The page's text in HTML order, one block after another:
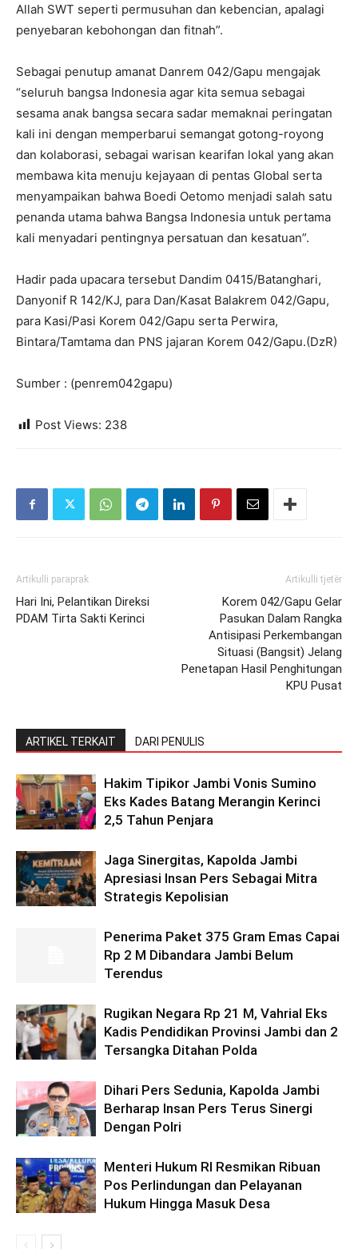
Allah SWT seperti permusuhan dan kebencian, apalagi
penyebaran kebohongan dan fitnah”.
Sebagai penutup amanat Danrem 042/Gapu mengajak
“seluruh bangsa Indonesia agar kita semua sebagai
sesama anak bangsa secara sadar memaknai peringatan
kali ini dengan memperbarui semangat gotong-royong
dan kolaborasi, sebagai warisan kearifan lokal yang akan
membawa kita menuju kejayaan di pentas Global serta
menyampaikan bahwa Boedi Oetomo menjadi salah satu
penanda utama bahwa Bangsa Indonesia untuk pertama
kali menyadari pentingnya persatuan dan kesatuan”.
Hadir pada upacara tersebut Dandim 0415/Batanghari,
Danyonif R 142/KJ, para Dan/Kasat Balakrem 042/Gapu,
para Kasi/Pasi Korem 042/Gapu serta Perwira,
Bintara/Tamtama dan PNS jajaran Korem 042/Gapu.(DzR)
Sumber : (penrem042gapu)
Post Views: 238
Artikulli paraprak
Hari Ini, Pelantikan Direksi
PDAM Tirta Sakti Kerinci
Artikulli tjetër
Korem 042/Gapu Gelar
Pasukan Dalam Rangka
Antisipasi Perkembangan
Situasi (Bangsit) Jelang
Penetapan Hasil Penghitungan
KPU Pusat
ARTIKEL TERKAIT DARI PENULIS
Hakim Tipikor Jambi Vonis Sumino
Eks Kades Batang Merangin Kerinci
2,5 Tahun Penjara
Jaga Sinergitas, Kapolda Jambi
Apresiasi Insan Pers Sebagai Mitra
Strategis Kepolisian
Penerima Paket 375 Gram Emas Capai
Rp 2 M Dibandara Jambi Belum
Terendus
Rugikan Negara Rp 21 M, Vahrial Eks
Kadis Pendidikan Provinsi Jambi dan 2
Tersangka Ditahan Polda
Dihari Pers Sedunia, Kapolda Jambi
Berharap Insan Pers Terus Sinergi
Dengan Polri
Menteri Hukum RI Resmikan Ribuan
Pos Perlindungan dan Pelayanan
Hukum Hingga Masuk Desa